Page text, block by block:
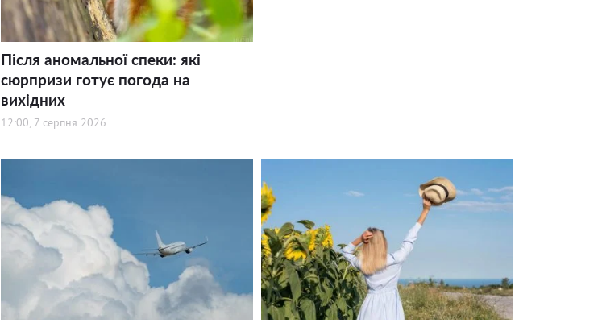
Після аномальної спеки: які
сюрпризи готує погода на
вихідних
12:00, 7 серпня 2026